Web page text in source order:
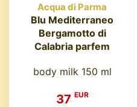
Acqua di Parma
Blu Mediterraneo
Bergamotto di
Calabria parfem
body milk 150 ml
37 EUR